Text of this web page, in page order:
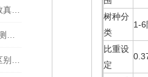
树种分
类
1-6
比重设
定